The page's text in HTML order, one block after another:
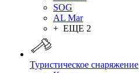
SOG
AL Mar
+ ЕЩЕ 2
Туристическое снаряжение